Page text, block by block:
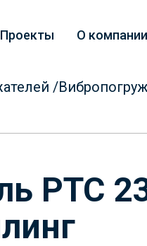
Проекты О компании
/
PTC